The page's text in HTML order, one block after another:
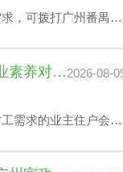
做析述。
，可拨打广州番禺区
。
全解析：业务专业素养对家政中心荔湾小时工费用的真影响2026-08-
需求的业主住户会对